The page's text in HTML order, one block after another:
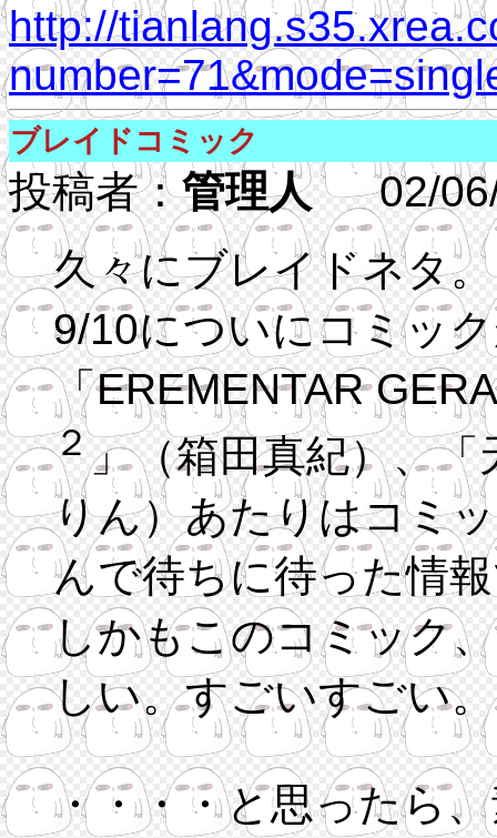
http://
ブレイドコミック
投稿者：管理人02/06/
久々にブレイドネタ。
9/10についにコミッ
「
２」（箱田真紀）、
りん）あたりはコミ
んで待ちに待った情
しかもこのコミック
しい。すごいすごい。
・・・・と思ったら